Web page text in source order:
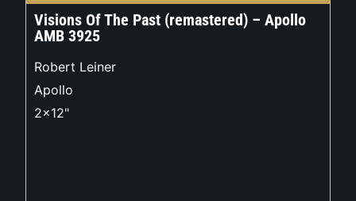
Visions Of The Past (remastered) – Apollo
AMB 3925
Robert Leiner
Apollo
2x12"